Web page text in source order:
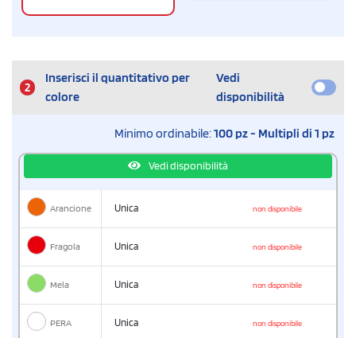
2
Inserisci il quantitativo per
colore
Vedi
disponibilità
Minimo ordinabile:100 pz - Multipli di 1 pz
Vedi disponibilità
Arancione Unica non disponibile
Fragola Unica non disponibile
Mela Unica non disponibile
PERA Unica non disponibile